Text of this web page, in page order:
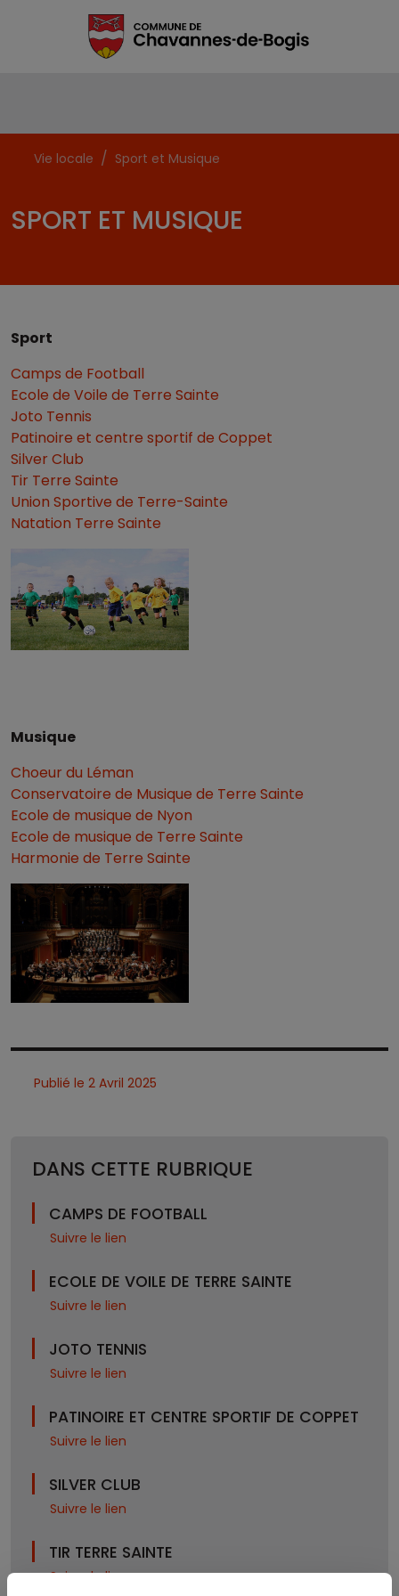
Vie locale Sport et Musique
SPORT ET MUSIQUE
Sport
Camps de Football
Ecole de Voile de Terre Sainte
Joto Tennis
Patinoire et centre sportif de Coppet
Silver Club
Tir Terre Sainte
Union Sportive de Terre-Sainte
Natation Terre Sainte
Musique
Choeur du Léman
Conservatoire de Musique de Terre Sainte
Ecole de musique de Nyon
Ecole de musique de Terre Sainte
Harmonie de Terre Sainte
Publié le 2 Avril 2025
DANS CETTE RUBRIQUE
CAMPS DE FOOTBALL
Suivre le lien
ECOLE DE VOILE DE TERRE SAINTE
Suivre le lien
JOTO TENNIS
Suivre le lien
PATINOIRE ET CENTRE SPORTIF DE COPPET
Suivre le lien
SILVER CLUB
Suivre le lien
TIR TERRE SAINTE
Suivre le lien